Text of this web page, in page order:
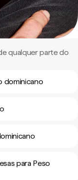
qualquer parte do
dominicano
para Peso